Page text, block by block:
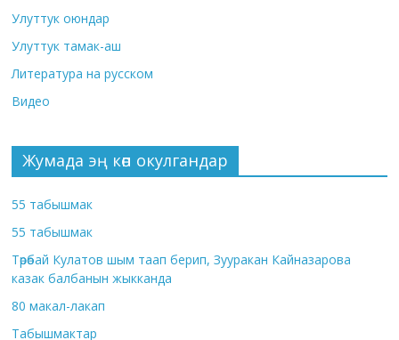
Улуттук оюндар
Улуттук тамак-аш
Литература на русском
Видео
Жумада эң көп окулгандар
55 табышмак
55 табышмак
Төрөбай Кулатов шым таап берип, Зууракан Кайназарова
казак балбанын жыкканда
80 макал-лакап
Табышмактар